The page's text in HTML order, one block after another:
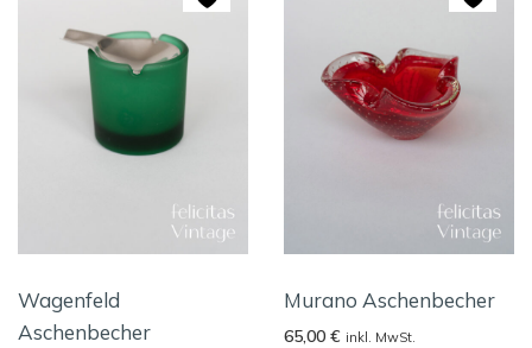
Wagenfeld
Aschenbecher
Murano Aschenbecher
65,00 € inkl. MwSt.